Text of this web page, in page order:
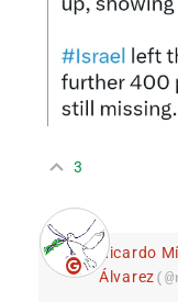
3
Ricardo
Álvarez